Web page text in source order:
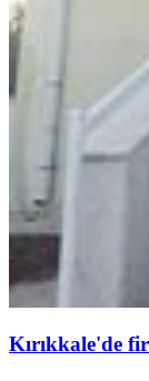
Kırıkkale'de